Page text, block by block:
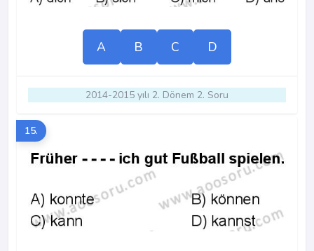
A B C D
2014-2015 yılı 2. Dönem 2. Soru
15.